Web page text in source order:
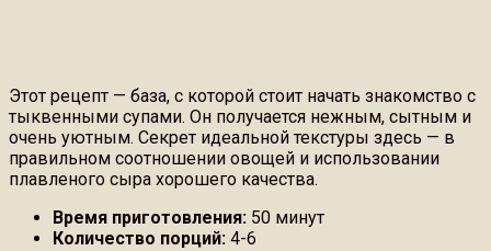
Этот рецепт — база, с которой стоит начать знакомство с
тыквенными супами. Он получается нежным, сытным и
очень уютным. Секрет идеальной текстуры здесь — в
правильном соотношении овощей и использовании
плавленого сыра хорошего качества.
Время приготовления: 50 минут
Количество порций: 4-6